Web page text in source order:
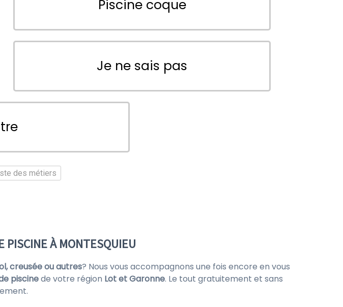
Piscine coque
Je ne sais pas
des métiers
PISCINE À MONTESQUIEU
creusée ou autres? Nous vous accompagnons une fois encore en vous
piscinede votre région Lot et Garonne. Le tout gratuitement et sans